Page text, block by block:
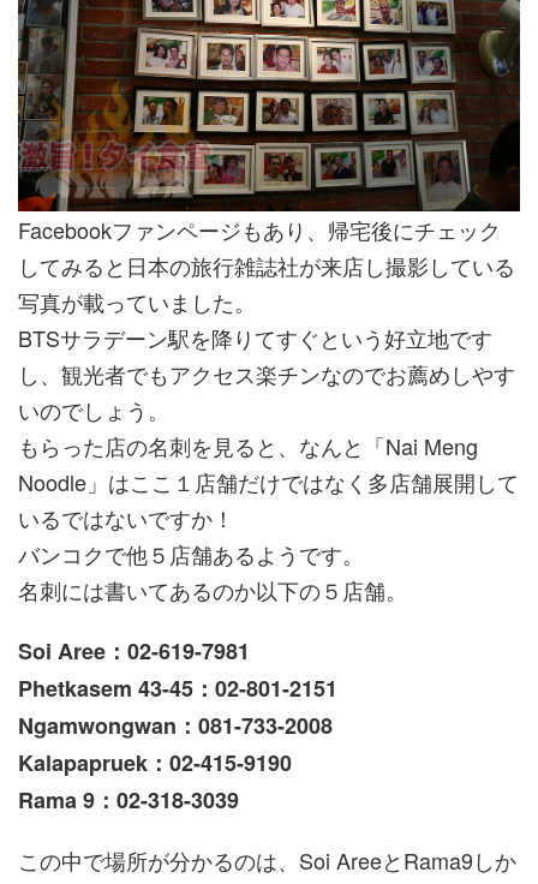
Facebookファンページもあり、帰宅後にチェック
してみると日本の旅行雑誌社が来店し撮影している
写真が載っていました。
BTSサラデーン駅を降りてすぐという好立地です
し、観光者でもアクセス楽チンなのでお薦めしやす
いのでしょう。
もらった店の名刺を見ると、なんと「Nai Meng
Noodle」はここ１店舗だけではなく多店舗展開して
いるではないですか！
バンコクで他５店舗あるようです。
名刺には書いてあるのか以下の５店舗。
Soi Aree：02-619-7981
Phetkasem 43-45：02-801-2151
Ngamwongwan：081-733-2008
Kalapapruek：02-415-9190
Rama 9：02-318-3039
この中で場所が分かるのは、Soi AreeとRama9しか